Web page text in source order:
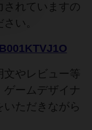
されていますの
い。
やレビュー等
ームデザイナ
ただきながら